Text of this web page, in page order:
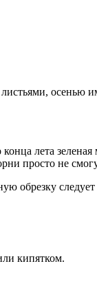
осенью
лета
просто не
обрезку
кипятком.